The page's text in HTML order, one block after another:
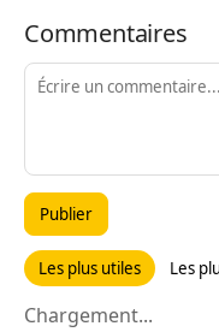
Commentaires
Publier
Les plus utiles Les
Chargement...